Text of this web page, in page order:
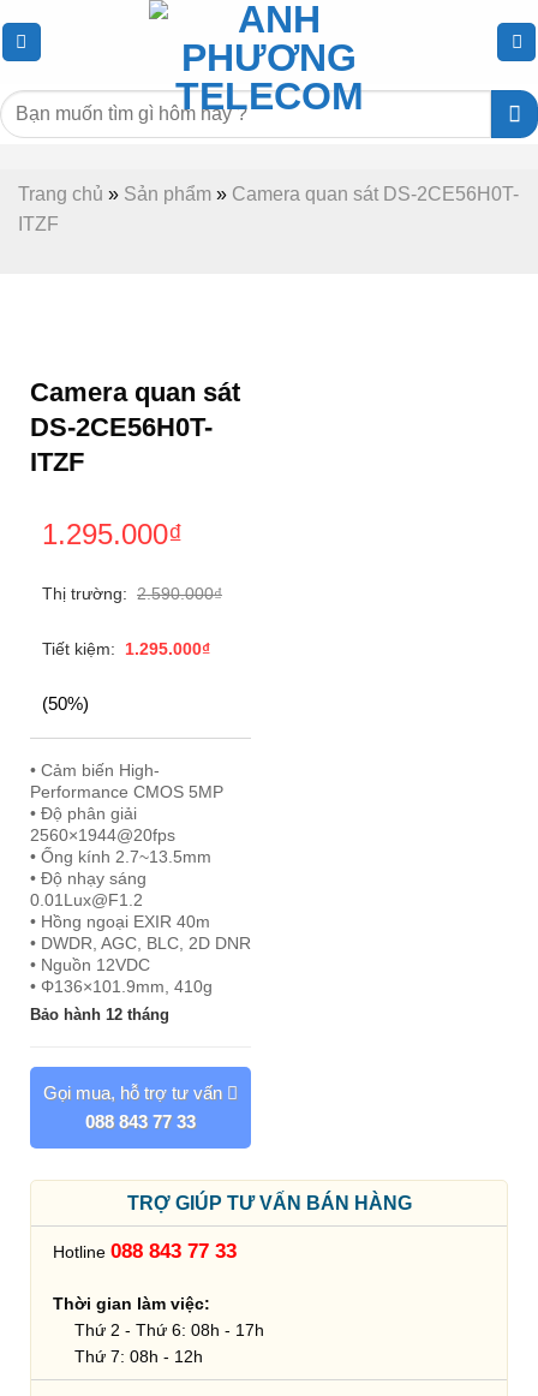
đến
dung
Tìm
kiếm:
Trang chủ » Sản phẩm » Camera quan sát DS-2CE56H0T-
ITZF
Camera quan sát
DS-2CE56H0T-
ITZF
1.295.000₫
Thị trường: 2.590.000₫
Tiết kiệm: 1.295.000₫
(50%)
• Cảm biến High-
Performance CMOS 5MP
• Độ phân giải
2560×1944@20fps
• Ống kính 2.7~13.5mm
• Độ nhạy sáng
0.01Lux@F1.2
• Hồng ngoại EXIR 40m
• DWDR, AGC, BLC, 2D DNR
• Nguồn 12VDC
• Φ136×101.9mm, 410g
Bảo hành 12 tháng
Gọi mua, hỗ trợ tư vấn
088 843 77 33
TRỢ GIÚP TƯ VẤN BÁN HÀNG
Hotline088 843 77 33
Thời gian làm việc:
Thứ 2 - Thứ 6: 08h - 17h
Thứ 7: 08h - 12h